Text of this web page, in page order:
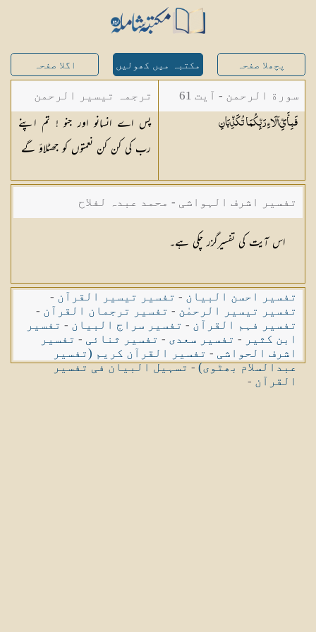
پچھلا صفحہ مکتبہ میں کھولیں اگلا صفحہ
سورة الرحمن - آیت 61
فَبِأَيِّ آلَاءِ رَبِّكُمَاتُكَذِّبَانِ
ترجمہ تیسیر الرحمن
لبیان القرآن - محمد
لقمان سلفی
پس اے انسانو اور جنو ! تم اپنے
رب کی کن کن نعمتوں کو جھٹلاؤ گے
تفسیر اشرف الہواشی - محمد عبدہ لفلاح
اس آیت کی تفسیرگزر چکی ہے۔
تفسیر احسن البیان - تفسیر تیسیر القرآن -
تفسیر تیسیر الرحمٰن - تفسیر ترجمان القرآن -
تفسیر فہم القرآن - تفسیر سراج البیان - تفسیر
ابن کثیر - تفسیر سعدی - تفسیر ثنائی - تفسیر
اشرف الحواشی - تفسیر القرآن کریم (تفسیر
عبدالسلام بھٹوی)-تسہیل البیان فی تفسیر
القرآن -